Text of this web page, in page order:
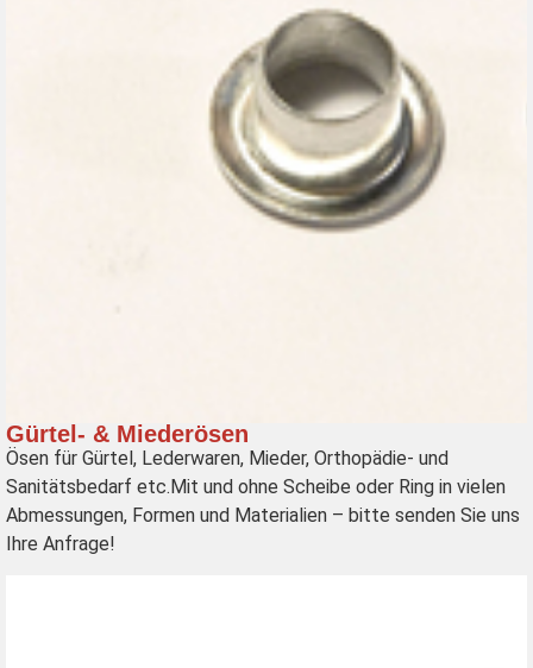
Gürtel- & Miederösen
Ösen für Gürtel, Lederwaren, Mieder, Orthopädie- und
Sanitätsbedarf etc.Mit und ohne Scheibe oder Ring in vielen
Abmessungen, Formen und Materialien – bitte senden Sie uns
Ihre Anfrage!